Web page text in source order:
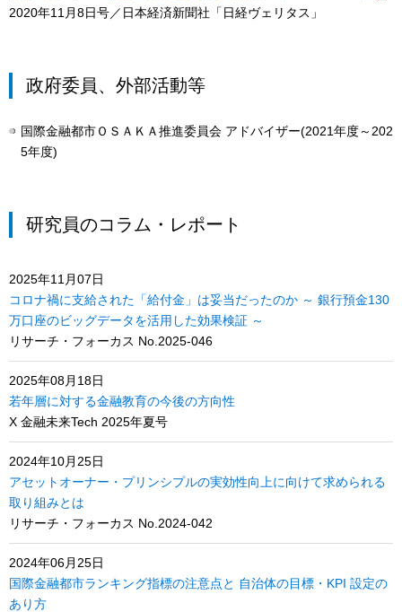
2020年11月8日号／日本経済新聞社「日経ヴェリタス」
政府委員、外部活動等
国際金融都市ＯＳＡＫＡ推進委員会 アドバイザー(2021年度～202
5年度)
研究員のコラム・レポート
2025年11月07日
コロナ禍に支給された「給付金」は妥当だったのか ～ 銀行預金130
万口座のビッグデータを活用した効果検証 ～
リサーチ・フォーカス No.2025-046
2025年08月18日
若年層に対する金融教育の今後の方向性
X 金融未来Tech 2025年夏号
2024年10月25日
アセットオーナー・プリンシプルの実効性向上に向けて求められる
取り組みとは
リサーチ・フォーカス No.2024-042
2024年06月25日
国際金融都市ランキング指標の注意点と 自治体の目標・KPI 設定の
あり方